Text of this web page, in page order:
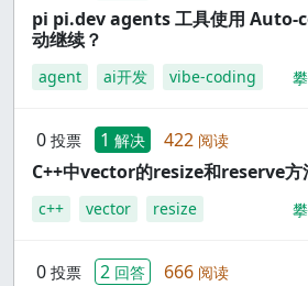
pi pi.dev agents 工具使用 Auto-
动继续？
agent ai开发 vibe-coding
0 投票 1 解决 422 阅读
C++中vector的resize和reserve方
c++ vector resize
0 投票 2 回答 666 阅读